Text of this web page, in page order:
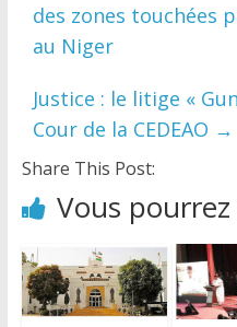
des zones touchées
au Niger
Justice : le litige «
Cour de la CEDEAO →
Share This Post:
Vous